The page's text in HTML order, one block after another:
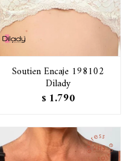
Soutien Encaje 198102
Dilady
$ 1.790